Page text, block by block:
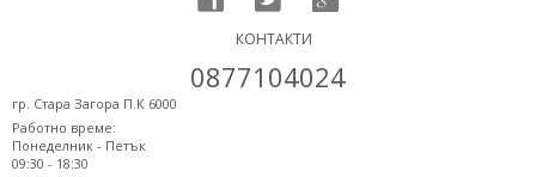
КОНТАКТИ
0877104024
гр. Стара Загора П.К 6000
Работно време:
Понеделник - Петък
09:30 - 18:30